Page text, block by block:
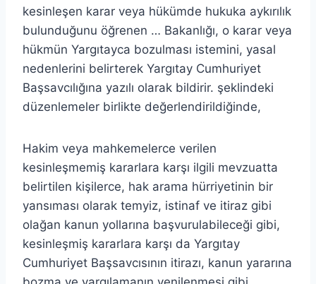
kesinleşen karar veya hükümde hukuka aykırılık
bulunduğunu öğrenen … Bakanlığı, o karar veya
hükmün Yargıtayca bozulması istemini, yasal
nedenlerini belirterek Yargıtay Cumhuriyet
Başsavcılığına yazılı olarak bildirir. şeklindeki
düzenlemeler birlikte değerlendirildiğinde,
Hakim veya mahkemelerce verilen
kesinleşmemiş kararlara karşı ilgili mevzuatta
belirtilen kişilerce, hak arama hürriyetinin bir
yansıması olarak temyiz, istinaf ve itiraz gibi
olağan kanun yollarına başvurulabileceği gibi,
kesinleşmiş kararlara karşı da Yargıtay
Cumhuriyet Başsavcısının itirazı, kanun yararına